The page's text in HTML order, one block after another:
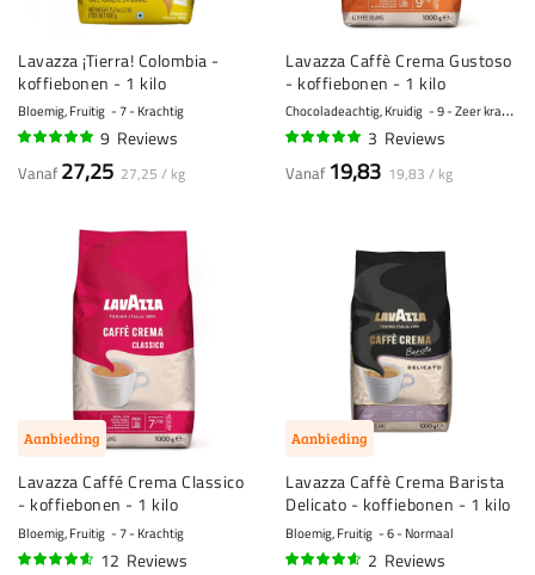
Lavazza ¡Tierra! Colombia -
koffiebonen - 1 kilo
Bloemig, Fruitig 7 - Krachtig
9 Reviews
Vanaf 27,25 27,25 / kg
Lavazza Caffè Crema Gustoso
- koffiebonen - 1 kilo
Chocoladeachtig, Kruidig 9 - Zeer krachtig
3 Reviews
Vanaf 19,83 19,83 / kg
Aanbieding
Lavazza Caffé Crema Classico
- koffiebonen - 1 kilo
Bloemig, Fruitig 7 - Krachtig
12 Reviews
Aanbieding
Lavazza Caffè Crema Barista
Delicato - koffiebonen - 1 kilo
Bloemig, Fruitig 6 - Normaal
2 Reviews